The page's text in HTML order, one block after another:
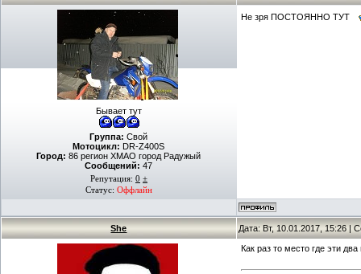
Бывает тут
Группа: Свой
Мотоцикл: DR-Z400S
Город: 86 регион ХМАО город Радужый
Сообщений: 47
Репутация: 0 ±
Статус: Оффлайн
Не зря ПОСТОЯННО ТУТ
She Дата: Вт, 10.01.2017, 15:26 |
Как раз то место где эти